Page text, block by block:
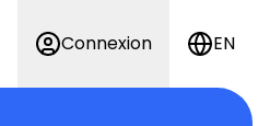
Connexion EN